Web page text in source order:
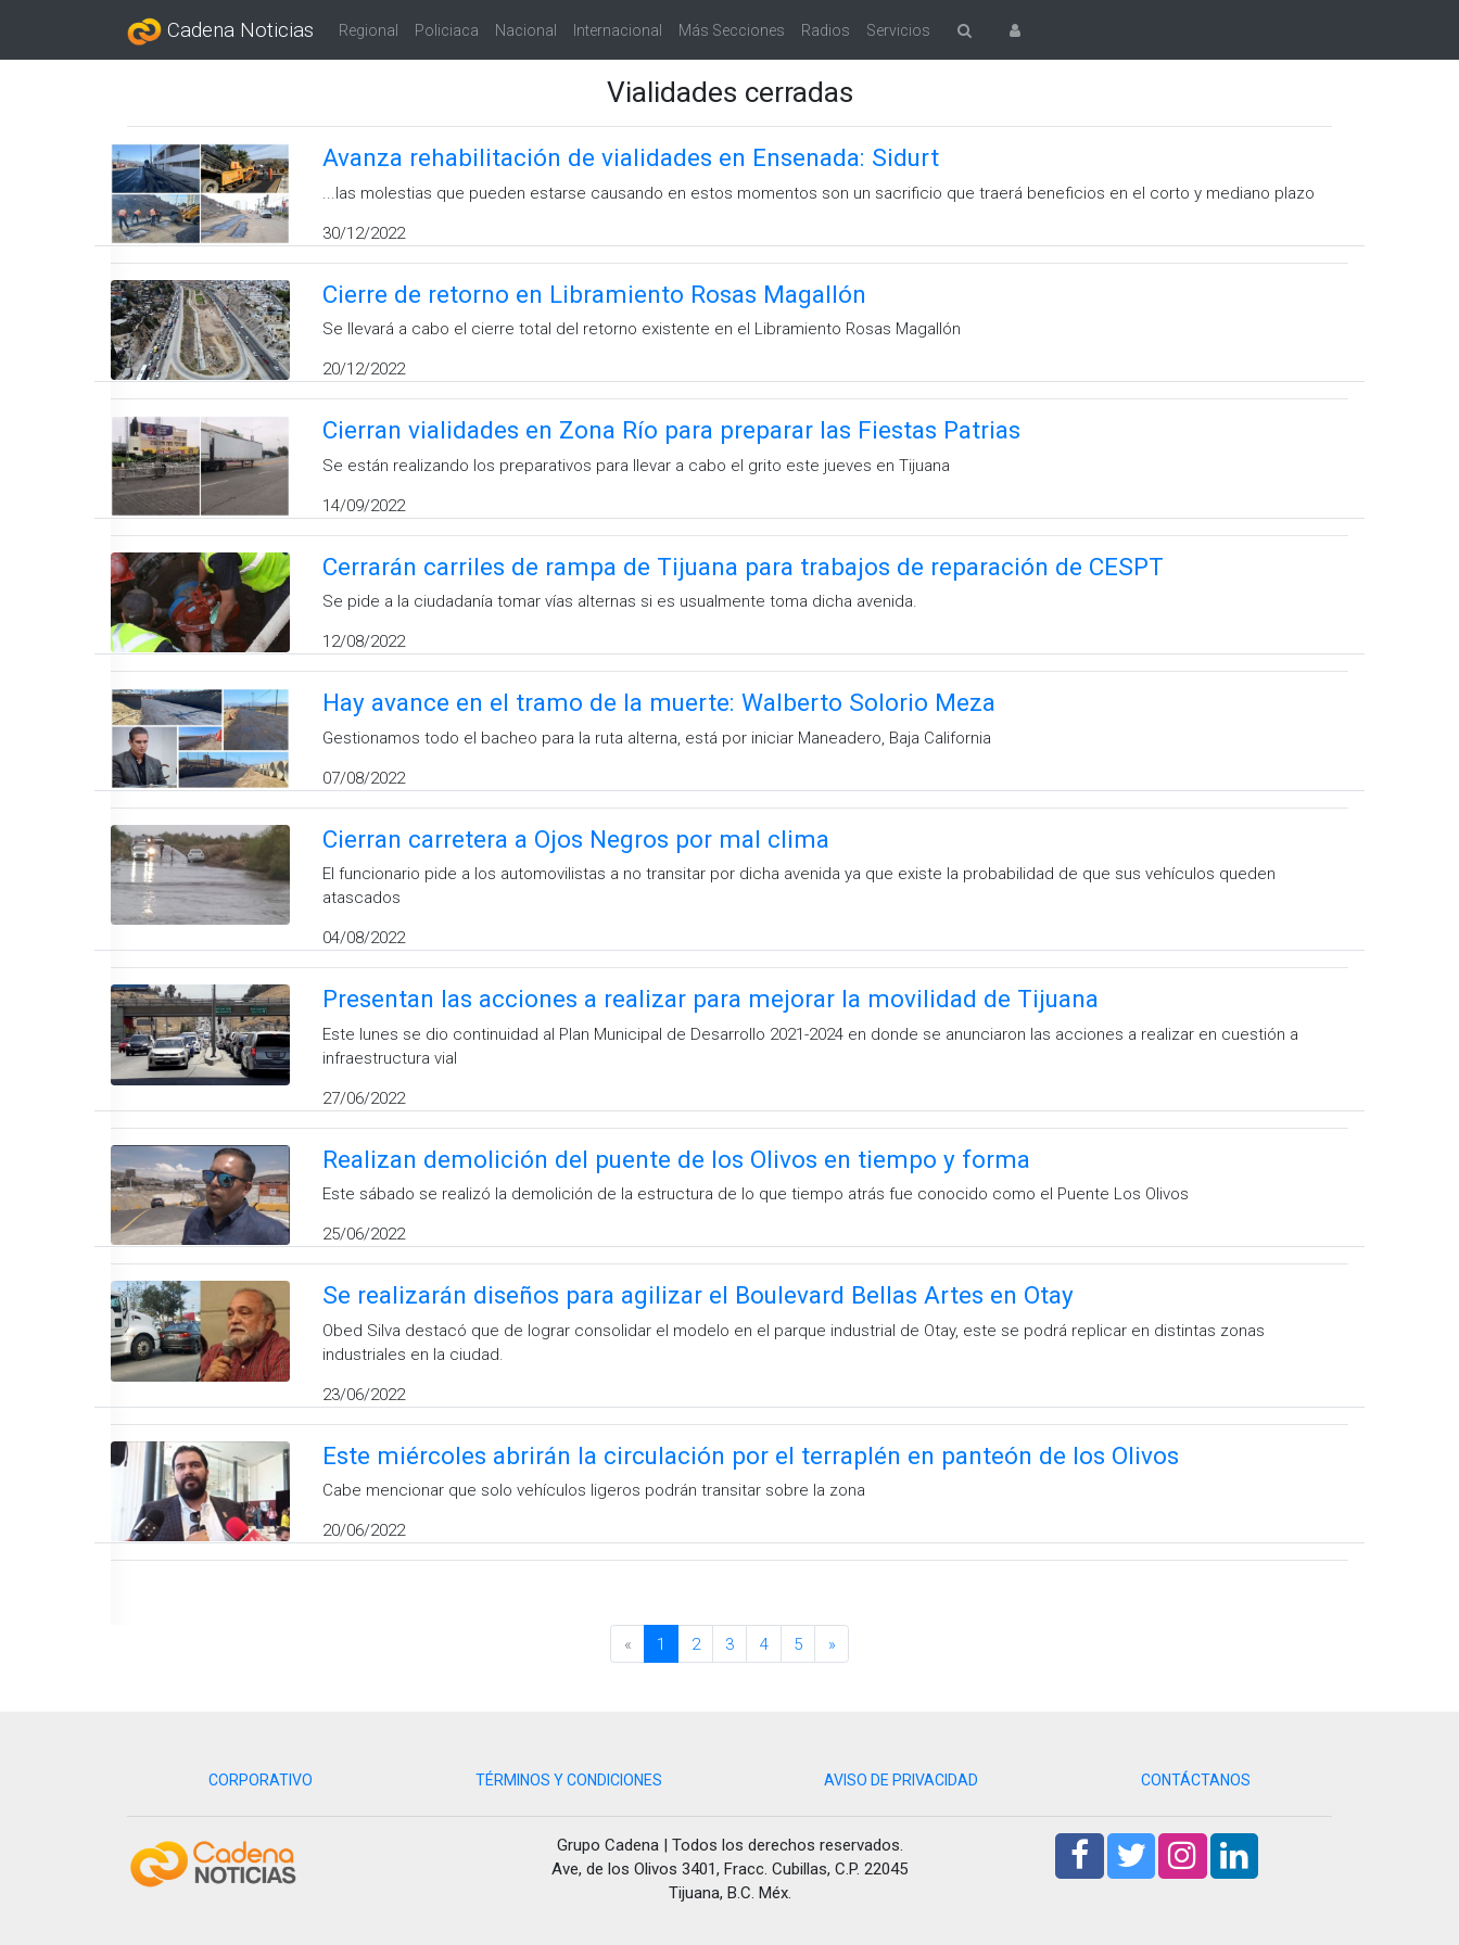
Cadena Noticias Regional Policiaca Nacional Internacional Más Secciones Radios Servicios
Vialidades cerradas
Avanza rehabilitación de vialidades en Ensenada: Sidurt
...las molestias que pueden estarse causando en estos momentos son un sacrificio que traerá beneficios en el corto y mediano plazo
30/12/2022
Cierre de retorno en Libramiento Rosas Magallón
Se llevará a cabo el cierre total del retorno existente en el Libramiento Rosas Magallón
20/12/2022
Cierran vialidades en Zona Río para preparar las Fiestas Patrias
Se están realizando los preparativos para llevar a cabo el grito este jueves en Tijuana
14/09/2022
Cerrarán carriles de rampa de Tijuana para trabajos de reparación de CESPT
Se pide a la ciudadanía tomar vías alternas si es usualmente toma dicha avenida.
12/08/2022
Hay avance en el tramo de la muerte: Walberto Solorio Meza
Gestionamos todo el bacheo para la ruta alterna, está por iniciar Maneadero, Baja California
07/08/2022
Cierran carretera a Ojos Negros por mal clima
El funcionario pide a los automovilistas a no transitar por dicha avenida ya que existe la probabilidad de que sus vehículos queden
atascados
04/08/2022
Presentan las acciones a realizar para mejorar la movilidad de Tijuana
Este lunes se dio continuidad al Plan Municipal de Desarrollo 2021-2024 en donde se anunciaron las acciones a realizar en cuestión a
infraestructura vial
27/06/2022
Realizan demolición del puente de los Olivos en tiempo y forma
Este sábado se realizó la demolición de la estructura de lo que tiempo atrás fue conocido como el Puente Los Olivos
25/06/2022
Se realizarán diseños para agilizar el Boulevard Bellas Artes en Otay
Obed Silva destacó que de lograr consolidar el modelo en el parque industrial de Otay, este se podrá replicar en distintas zonas
industriales en la ciudad.
23/06/2022
Este miércoles abrirán la circulación por el terraplén en panteón de los Olivos
Cabe mencionar que solo vehículos ligeros podrán transitar sobre la zona
20/06/2022
« 1 2 3 4 5 »
CORPORATIVO TÉRMINOS Y CONDICIONES AVISO DE PRIVACIDAD CONTÁCTANOS
Grupo Cadena | Todos los derechos reservados.
Ave, de los Olivos 3401, Fracc. Cubillas, C.P. 22045
Tijuana, B.C. Méx.